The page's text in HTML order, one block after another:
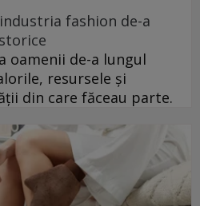
fashion de-a
oamenii de-a lungul
resursele și
din care făceau parte.